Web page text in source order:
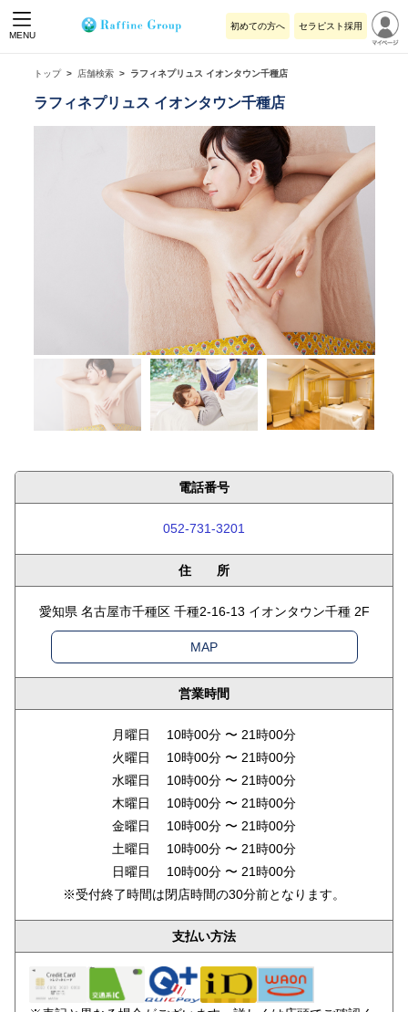
MENU
初めての方へ セラピスト採用
トップ 店舗検索 ラフィネプリュス イオンタウン千種店
ラフィネプリュス イオンタウン千種店
電話番号
052-731-3201
住 所
愛知県 名古屋市千種区 千種2-16-13 イオンタウン千種 2F
MAP
営業時間
月曜日 10時00分 〜 21時00分
火曜日 10時00分 〜 21時00分
水曜日 10時00分 〜 21時00分
木曜日 10時00分 〜 21時00分
金曜日 10時00分 〜 21時00分
土曜日 10時00分 〜 21時00分
日曜日 10時00分 〜 21時00分
※受付終了時間は閉店時間の30分前となります。
支払い方法